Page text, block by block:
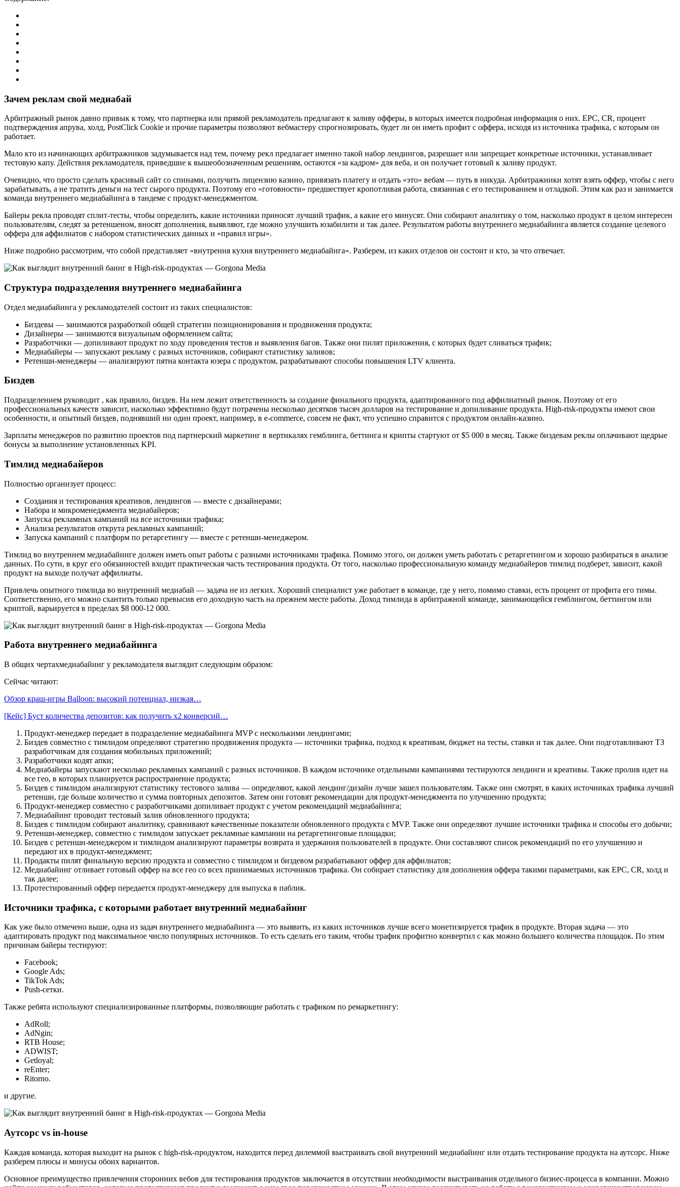
Зачем реклам свой медиабай
Арбитражный рынок давно привык к тому, что партнерка или прямой рекламодатель предлагают к заливу офферы, в которых имеется подробная информация о них. EPC, CR, процент
подтверждения апрува, холд, PostClick Cookie и прочие параметры позволяют вебмастеру спрогнозировать, будет ли он иметь профит с оффера, исходя из источника трафика, с которым он
работает.
Мало кто из начинающих арбитражников задумывается над тем, почему рекл предлагает именно такой набор лендингов, разрешает или запрещает конкретные источники, устанавливает
тестовую капу. Действия рекламодателя, приведшие к вышеобозначенным решениям, остаются «за кадром» для веба, и он получает готовый к заливу продукт.
Очевидно, что просто сделать красивый сайт со спинами, получить лицензию казино, привязать платегу и отдать «это» вебам — путь в никуда. Арбитражники хотят взять оффер, чтобы с него
зарабатывать, а не тратить деньги на тест сырого продукта. Поэтому его «готовности» предшествует кропотливая работа, связанная с его тестированием и отладкой. Этим как раз и занимается
команда внутреннего медиабайинга в тандеме с продукт-менеджментом.
Байеры рекла проводят сплит-тесты, чтобы определить, какие источники приносят лучший трафик, а какие его минусят. Они собирают аналитику о том, насколько продукт в целом интересен
пользователям, следят за ретеншеном, вносят дополнения, выявляют, где можно улучшить юзабилити и так далее. Результатом работы внутреннего медиабайинга является создание целевого
оффера для аффилиатов с набором статистических данных и «правил игры».
Ниже подробно рассмотрим, что собой представляет «внутрення кухня внутреннего медиабайнга». Разберем, из каких отделов он состоит и кто, за что отвечает.
Структура подразделения внутреннего медиабайинга
Отдел медиабайинга у рекламодателей состоит из таких специалистов:
Биздевы — занимаются разработкой общей стратегии позиционирования и продвижения продукта;
Дизайнеры — занимаются визуальным оформлением сайта;
Разработчики — допиливают продукт по ходу проведения тестов и выявления багов. Также они пилят приложения, с которых будет сливаться трафик;
Медиабайеры — запускают рекламу с разных источников, собирают статистику заливов;
Ретеншн-менеджеры — анализируют пятна контакта юзера с продуктом, разрабатывают способы повышения LTV клиента.
Биздев
Подразделением руководит , как правило, биздев. На нем лежит ответственность за создание финального продукта, адаптированного под аффилиатный рынок. Поэтому от его
профессиональных качеств зависит, насколько эффективно будут потрачены несколько десятков тысяч долларов на тестирование и допиливание продукта. High-risk-продукты имеют свои
особенности, и опытный биздев, поднявший ни один проект, например, в e-commerce, совсем не факт, что успешно справится с продуктом онлайн-казино.
Зарплаты менеджеров по развитию проектов под партнерский маркетинг в вертикалях гемблинга, беттинга и крипты стартуют от $5 000 в месяц. Также биздевам реклы оплачивают щедрые
бонусы за выполнение установленных KPI.
Тимлид медиабайеров
Полностью организует процесс:
Создания и тестирования креативов, лендингов — вместе с дизайнерами;
Набора и микроменеджмента медиабайеров;
Запуска рекламных кампаний на все источники трафика;
Анализа результатов открута рекламных кампаний;
Запуска кампаний с платформ по ретаргетингу — вместе с ретеншн-менеджером.
Тимлид во внутреннем медиабайинге должен иметь опыт работы с разными источниками трафика. Помимо этого, он должен уметь работать с ретаргетингом и хорошо разбираться в анализе
данных. По сути, в круг его обязанностей входит практическая часть тестирования продукта. От того, насколько профессиональную команду медиабайеров тимлид подберет, зависит, какой
продукт на выходе получат аффилиаты.
Привлечь опытного тимлида во внутренний медиабай — задача не из легких. Хороший специалист уже работает в команде, где у него, помимо ставки, есть процент от профита его тимы.
Соответственно, его можно схантить только превысив его доходную часть на прежнем месте работы. Доход тимлида в арбитражной команде, занимающейся гемблингом, беттингом или
криптой, варьируется в пределах $8 000-12 000.
Работа внутреннего медиабайинга
В общих чертахмедиабайинг у рекламодателя выглядит следующим образом:
Сейчас читают:
Обзор краш-игры Balloon: высокий потенциал, низкая…
[Кейс] Буст количества депозитов: как получить х2 конверсий…
Продукт-менеджер передает в подразделение медиабайинга MVP с несколькими лендингами;
Биздев совместно с тимлидом определяют стратегию продвижения продукта — источники трафика, подход к креативам, бюджет на тесты, ставки и так далее. Они подготавливают ТЗ
разработчикам для создания мобильных приложений;
Разработчики кодят апки;
Медиабайеры запускают несколько рекламных кампаний с разных источников. В каждом источнике отдельными кампаниями тестируются лендинги и креативы. Также пролив идет на
все гео, в которых планируется распространение продукта;
Биздев с тимлидом анализируют статистику тестового залива — определяют, какой лендинг/дизайн лучше зашел пользователям. Также они смотрят, в каких источниках трафика лучший
ретеншн, где больше количество и сумма повторных депозитов. Затем они готовят рекомендации для продукт-менеджмента по улучшению продукта;
Продукт-менеджер совместно с разработчиками допиливает продукт с учетом рекомендаций медиабайинга;
Медиабайинг проводит тестовый залив обновленного продукта;
Биздев с тимлидом собирают аналитику, сравнивают качественные показатели обновленного продукта с MVP. Также они определяют лучшие источники трафика и способы его добычи;
Ретеншн-менеджер, совместно с тимлидом запускает рекламные кампании на ретаргетинговые площадки;
Биздев с ретеншн-менеджером и тимлидом анализируют параметры возврата и удержания пользователей в продукте. Они составляют список рекомендаций по его улучшению и
передают их в продукт-менеджмент;
Продакты пилят финальную версию продукта и совместно с тимлидом и биздевом разрабатывают оффер для аффилиатов;
Медиабайинг отливает готовый оффер на все гео со всех принимаемых источников трафика. Он собирает статистику для дополнения оффера такими параметрами, как EPC, CR, холд и
так далее;
Протестированный оффер передается продукт-менеджеру для выпуска в паблик.
Источники трафика, с которыми работает внутренний медиабайинг
Как уже было отмечено выше, одна из задач внутреннего медиабайинга — это выявить, из каких источников лучше всего монетизируется трафик в продукте. Вторая задача — это
адаптировать продукт под максимальное число популярных источников. То есть сделать его таким, чтобы трафик профитно конвертил с как можно большего количества площадок. По этим
причинам байеры тестируют:
Facebook;
Google Ads;
TikTok Ads;
Push-сетки.
Также ребята используют специализированные платформы, позволяющие работать с трафиком по ремаркетингу:
AdRoll;
AdNgin;
RTB House;
ADWIST;
Getloyal;
reEnter;
Ritorno.
и другие.
Аутсорс vs in-house
Каждая команда, которая выходит на рынок с high-risk-продуктом, находится перед дилеммой выстраивать свой внутренний медиабайинг или отдать тестирование продукта на аутсорс. Ниже
разберем плюсы и минусы обоих вариантов.
Основное преимущество привлечения сторонних вебов для тестирования продуктов заключается в отсутствии необходимости выстраивания отдельного бизнес-процесса в компании. Можно